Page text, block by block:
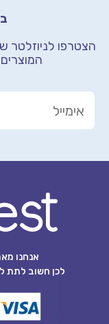
הצטרפו לניוזלטר
אנחנו
לכן חשוב לתת